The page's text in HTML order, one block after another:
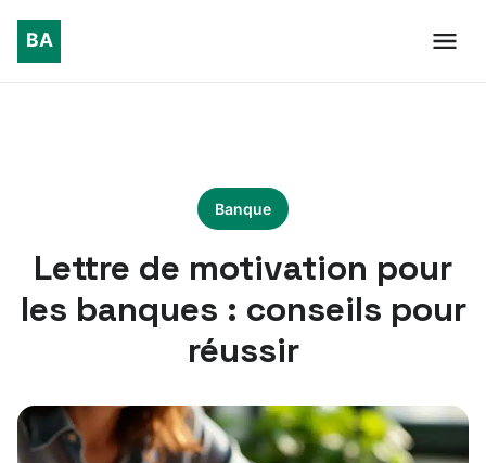
Banque
Lettre de motivation pour
les banques : conseils pour
réussir